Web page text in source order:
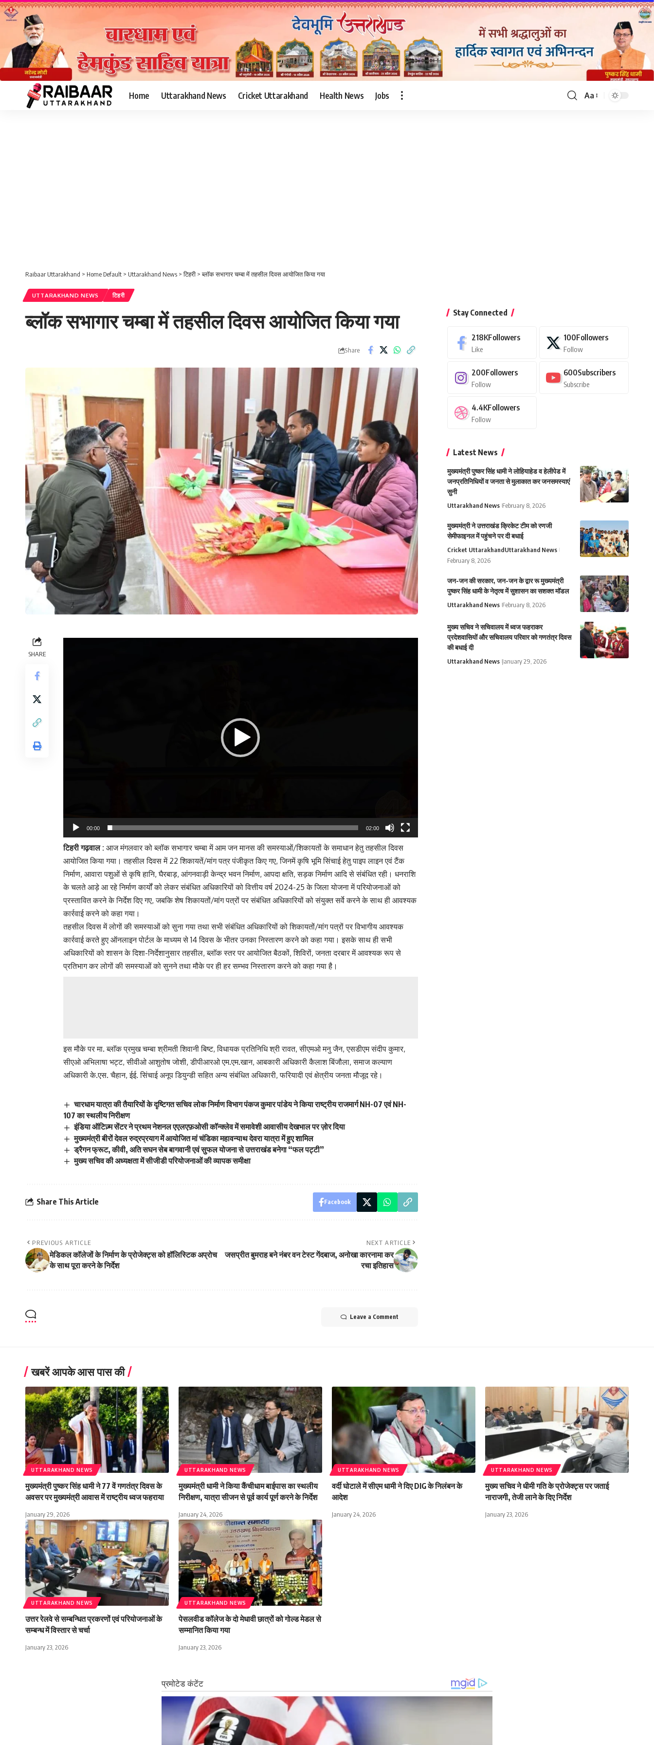
Home Uttarakhand News Cricket Uttarakhand Health News Jobs
Font
Aa
Raibaar Uttarakhand > Home Default > Uttarakhand News >टिहरी >ब्लॉक सभागार चम्बा में तहसील दिवस आयोजित किया गया
UTTARAKHAND NEWS टिहरी
ब्लॉक सभागार चम्बा में तहसील दिवस आयोजित किया गया
Share
SHARE
00:00 02:00
टिहरी गढ़वाल : आज मंगलवार को ब्लॉक सभागार चम्बा में आम जन मानस की समस्याओं/शिकायतों के समाधान हेतु तहसील दिवस
आयोजित किया गया। तहसील दिवस में 22 शिकायतें/मांग पत्र पंजीकृत किए गए, जिनमें कृषि भूमि सिंचाई हेतु पाइप लाइन एवं टैंक
निर्माण, आवारा पशुओं से कृषि हानि, घैरबाड़, आंगनवाड़ी केन्द्र भवन निर्माण, आपदा क्षति, सड़क निर्माण आदि से संबंधित रही। धनराशि
के चलते आड़े आ रहे निर्माण कार्यों को लेकर संबंधित अधिकारियों को वित्तीय वर्ष 2024-25 के जिला योजना में परियोजनाओं को
प्रस्तावित करने के निर्देश दिए गए, जबकि शेष शिकायतों/मांग पत्रों पर संबंधित अधिकारियों को संयुक्त सर्वे करने के साथ ही आवश्यक
कार्रवाई करने को कहा गया।
तहसील दिवस में लोगों की समस्याओं को सुना गया तथा सभी संबंधित अधिकारियों को शिकायतों/मांग पत्रों पर विभागीय आवश्यक
कार्रवाई करते हुए ऑनलाइन पोर्टल के माध्यम से 14 दिवस के भीतर उनका निस्तारण करने को कहा गया। इसके साथ ही सभी
अधिकारियों को शासन के दिशा-निर्देशानुसार तहसील, ब्लाॅक स्तर पर आयोजित बैठकों, शिविरों, जनता दरबार में आवश्यक रूप से
प्रतिभाग कर लोगों की समस्याओं को सुनने तथा मौके पर ही हर सम्भव निस्तारण करने को कहा गया है।
इस मौके पर मा. ब्लाॅक प्रमुख चम्बा श्रीमती शिवानी बिष्ट, विधायक प्रतिनिधि श्री रावत, सीएमओ मनु जैन, एसडीएम संदीप कुमार,
सीएओ अभिलाषा भट्ट, सीवीओ आशुतोष जोशी, डीपीआरओ एम.एम.खान, आबकारी अधिकारी कैलाश बिंजौला, समाज कल्याण
अधिकारी के.एस. चैहान, ईई. सिंचाई अनूप डियुन्डी सहित अन्य संबंधित अधिकारी, फरियादी एवं क्षेत्रीय जनता मौजूद रहे।
चारधाम यात्रा की तैयारियों के दृष्टिगत सचिव लोक निर्माण विभाग पंकज कुमार पांडेय ने किया राष्ट्रीय राजमार्ग NH-07 एवं NH-
107 का स्थलीय निरीक्षण
इंडिया ऑटिज़्म सेंटर ने प्रथम नेशनल एएलएफ़ओसी कॉन्क्लेव में समावेशी आवासीय देखभाल पर ज़ोर दिया
मुख्यमंत्री बीरों देवल रुद्रप्रयाग में आयोजित मां चंडिका महावन्याथ देवरा यात्रा में हुए शामिल
ड्रैगन फ्रूट, कीवी, अति सघन सेब बागवानी एवं सुफल योजना से उत्तराखंड बनेगा “फल पट्टी”
मुख्य सचिव की अध्यक्षता में सीजीडी परियोजनाओं की व्यापक समीक्षा
Share This Article Facebook
PREVIOUS ARTICLE
मेडिकल कॉलेजों के निर्माण के प्रोजेक्ट्स को हॉलिस्टिक अप्रोच
के साथ पूरा करने के निर्देश
NEXT ARTICLE
जसप्रीत बुमराह बने नंबर वन टेस्ट गेंदबाज, अनोखा कारनामा कर
रचा इतिहास
Leave a Comment
Stay Connected
218KFollowers
Like
100Followers
Follow
200Followers
Follow
600Subscribers
Subscribe
4.4KFollowers
Follow
Latest News
मुख्यमंत्री पुष्कर सिंह धामी ने लोहियाहेड व हेलीपेड में
जनप्रतिनिधियों व जनता से मुलाकात कर जनसमस्याएं
सुनी
Uttarakhand News February 8, 2026
मुख्यमंत्री ने उत्तराखंड क्रिकेट टीम को रणजी
सेमीफाइनल में पहुंचने पर दी बधाई
Cricket UttarakhandUttarakhand News
February 8, 2026
जन-जन की सरकार, जन-जन के द्वार रू मुख्यमंत्री
पुष्कर सिंह धामी के नेतृत्व में सुशासन का सशक्त मॉडल
Uttarakhand News February 8, 2026
मुख्य सचिव ने सचिवालय में ध्वज फहराकर
प्रदेशवासियों और सचिवालय परिवार को गणतंत्र दिवस
की बधाई दी
Uttarakhand News January 29, 2026
खबरें आपके आस पास की
UTTARAKHAND NEWS
मुख्यमंत्री पुष्कर सिंह धामी ने 77 वें गणतंत्र दिवस के
अवसर पर मुख्यमंत्री आवास में राष्ट्रीय ध्वज फहराया
January 29, 2026
UTTARAKHAND NEWS
मुख्यमंत्री धामी ने किया कैंचीधाम बाईपास का स्थलीय
निरीक्षण, यात्रा सीजन से पूर्व कार्य पूर्ण करने के निर्देश
January 24, 2026
UTTARAKHAND NEWS
वर्दी घोटाले में सीएम धामी ने दिए DIG के निलंबन के
आदेश
January 24, 2026
UTTARAKHAND NEWS
मुख्य सचिव ने धीमी गति के प्रोजेक्ट्स पर जताई
नाराजगी, तेजी लाने के दिए निर्देश
January 23, 2026
UTTARAKHAND NEWS
उत्तर रेलवे से सम्बन्धित प्रकरणों एवं परियोजनाओं के
सम्बन्ध में विस्तार से चर्चा
January 23, 2026
UTTARAKHAND NEWS
पेसलवीड कॉलेज के दो मेधावी छात्रों को गोल्ड मेडल से
सम्मानित किया गया
January 23, 2026